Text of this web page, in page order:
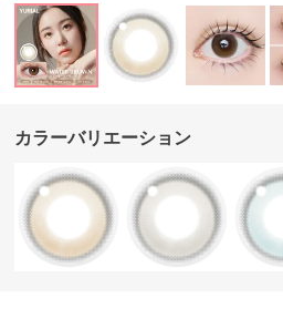
カラーバリエーション